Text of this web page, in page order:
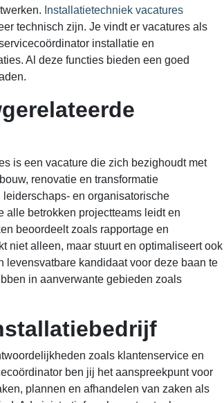
Installatietechniek vacatures
technisch zijn. Je vindt er vacatures als
installatie en
Al deze functies bieden een goed
is een vacature die zich bezighoudt met
renovatie en transformatie
en organisatorische
alle betrokken projectteams leidt en
beoordeelt zoals rapportage en
niet alleen, maar stuurt en optimaliseert ook
​​levensvatbare kandidaat voor deze baan te
in aanverwante gebieden zoals
zoals klantenservice en
ben jij het aanspreekpunt voor
plannen en afhandelen van zaken als